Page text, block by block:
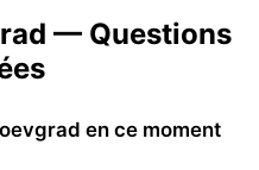
— Questions
en ce moment